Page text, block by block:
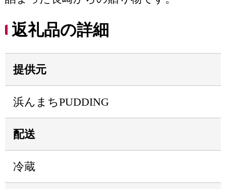
返礼品の詳細
提供元
浜んまちPUDDING
配送
冷蔵